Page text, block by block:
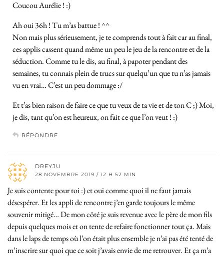
Coucou Aurélie ! :)
Ah oui 36h ! Tu m’as battue ! ^^
Non mais plus sérieusement, je te comprends tout à fait car au final,
ces applis cassent quand même un peu le jeu de la rencontre et de la
séduction. Comme tu le dis, au final, à papoter pendant des
semaines, tu connais plein de trucs sur quelqu’un que tu n’as jamais
vu en vrai… C’est un peu dommage :/
Et t’as bien raison de faire ce que tu veux de ta vie et de ton C ;) Moi,
je dis, tant qu’on est heureux, on fait ce que l’on veut ! :)
RÉPONDRE
DREYJU
28 NOVEMBRE 2019 / 12 H 52 MIN
Je suis contente pour toi :) et oui comme quoi il ne faut jamais
désespérer. Et les appli de rencontre j’en garde toujours le même
souvenir mitigé… De mon côté je suis revenue avec le père de mon fils
depuis quelques mois et on tente de refaire fonctionner tout ça. Mais
dans le laps de temps où l’on était plus ensemble je n’ai pas été tenté de
m’inscrire sur quoi que ce soit j’avais envie de me retrouver. Et ça m’a